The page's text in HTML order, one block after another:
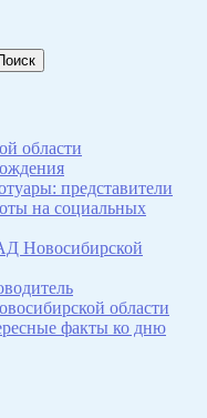
области
представители
на социальных
Новосибирской
области
факты ко дню